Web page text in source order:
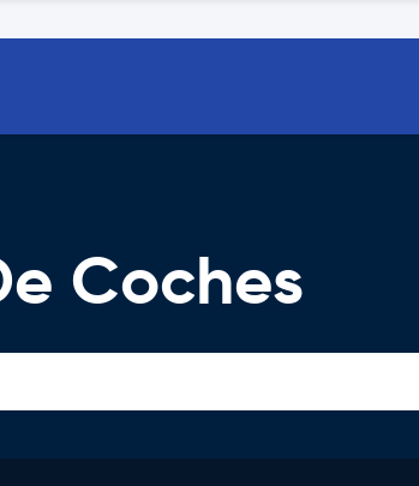
Coches